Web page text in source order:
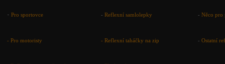
-Pro sportovce -Reflexní samlolepky -Něco pro
- Pro motoristy -Reflexní taháčky na zip -Ostatní